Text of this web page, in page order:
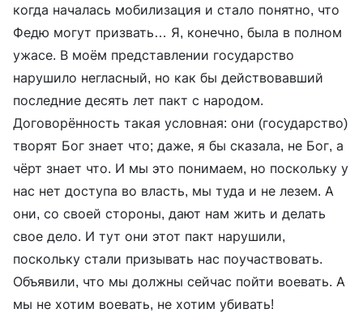
когда началась мобилизация и стало понятно, что
Федю могут призвать… Я, конечно, была в полном
ужасе. В моём представлении государство
нарушило негласный, но как бы действовавший
последние десять лет пакт с народом.
Договорённость такая условная: они (государство)
творят Бог знает что; даже, я бы сказала, не Бог, а
чёрт знает что. И мы это понимаем, но поскольку у
нас нет доступа во власть, мы туда и не лезем. А
они, со своей стороны, дают нам жить и делать
свое дело. И тут они этот пакт нарушили,
поскольку стали призывать нас поучаствовать.
Объявили, что мы должны сейчас пойти воевать. А
мы не хотим воевать, не хотим убивать!